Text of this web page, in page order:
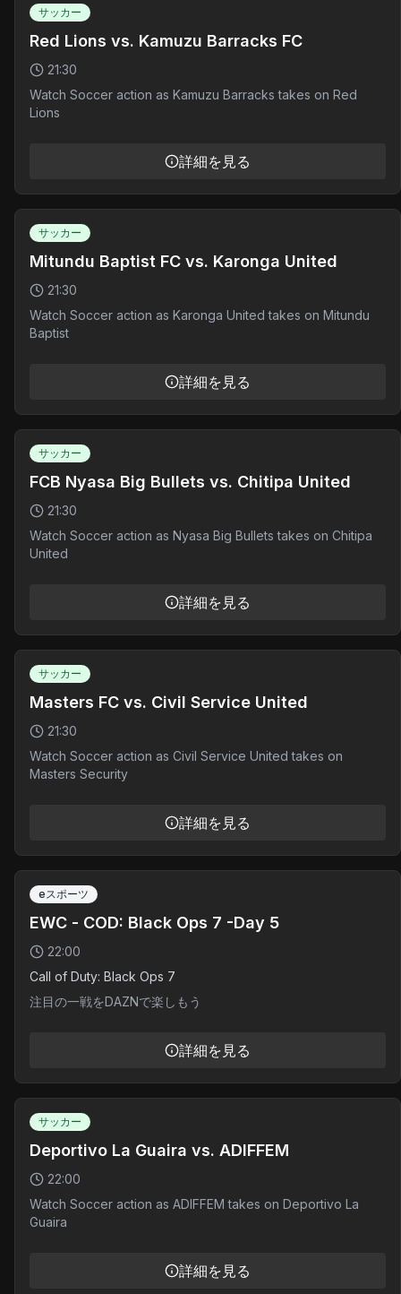
サッカー
Red Lions vs. Kamuzu Barracks FC
21:30
Watch Soccer action as Kamuzu Barracks takes on Red
Lions
詳細を見る
サッカー
Mitundu Baptist FC vs. Karonga United
21:30
Watch Soccer action as Karonga United takes on Mitundu
Baptist
詳細を見る
サッカー
FCB Nyasa Big Bullets vs. Chitipa United
21:30
Watch Soccer action as Nyasa Big Bullets takes on Chitipa
United
詳細を見る
サッカー
Masters FC vs. Civil Service United
21:30
Watch Soccer action as Civil Service United takes on
Masters Security
詳細を見る
eスポーツ
EWC - COD: Black Ops 7 -Day 5
22:00
Call of Duty: Black Ops 7
注目の一戦をDAZNで楽しもう
詳細を見る
サッカー
Deportivo La Guaira vs. ADIFFEM
22:00
Watch Soccer action as ADIFFEM takes on Deportivo La
Guaira
詳細を見る